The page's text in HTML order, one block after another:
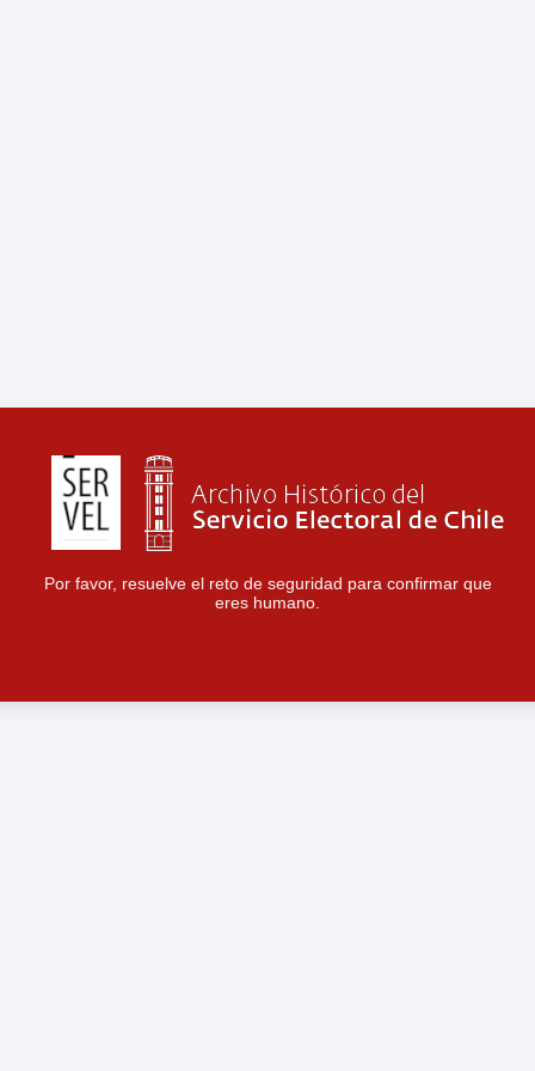
Por favor, resuelve el reto de seguridad para confirmar que
eres humano.